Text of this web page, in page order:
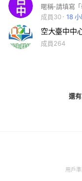
暱稱-請填寫
成員30
18
空大臺中中
成員264
還
用戶準